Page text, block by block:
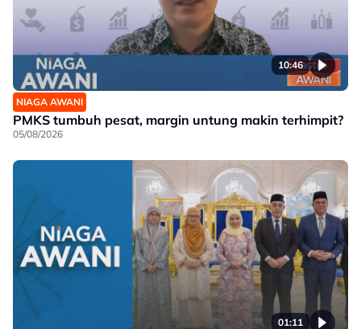
10:46
NIAGA AWANI
PMKS tumbuh pesat, margin untung makin terhimpit?
05/08/2026
01:11